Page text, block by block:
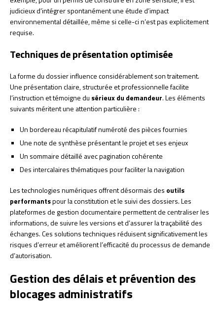
judicieux d’intégrer spontanément une étude d’impact
environnemental détaillée, même si celle-ci n’est pas explicitement
requise.
Techniques de présentation optimisée
La forme du dossier influence considérablement son traitement.
Une présentation claire, structurée et professionnelle facilite
l’instruction et témoigne du sérieux du demandeur. Les éléments
suivants méritent une attention particulière :
Un bordereau récapitulatif numéroté des pièces fournies
Une note de synthèse présentant le projet et ses enjeux
Un sommaire détaillé avec pagination cohérente
Des intercalaires thématiques pour faciliter la navigation
Les technologies numériques offrent désormais des outils
performantspour la constitution et le suivi des dossiers. Les
plateformes de gestion documentaire permettent de centraliser les
informations, de suivre les versions et d’assurer la traçabilité des
échanges. Ces solutions techniques réduisent significativement les
risques d’erreur et améliorent l’efficacité du processus de demande
d’autorisation.
Gestion des délais et prévention des
blocages administratifs